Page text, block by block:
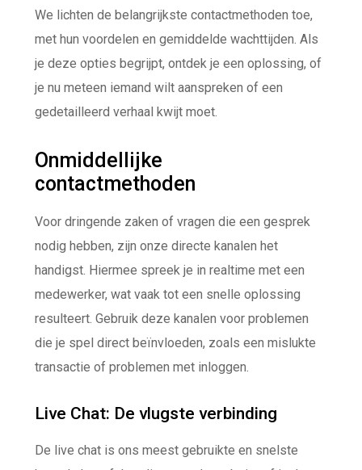
We lichten de belangrijkste contactmethoden toe,
met hun voordelen en gemiddelde wachttijden. Als
je deze opties begrijpt, ontdek je een oplossing, of
je nu meteen iemand wilt aanspreken of een
gedetailleerd verhaal kwijt moet.
Onmiddellijke
contactmethoden
Voor dringende zaken of vragen die een gesprek
nodig hebben, zijn onze directe kanalen het
handigst. Hiermee spreek je in realtime met een
medewerker, wat vaak tot een snelle oplossing
resulteert. Gebruik deze kanalen voor problemen
die je spel direct beïnvloeden, zoals een mislukte
transactie of problemen met inloggen.
Live Chat: De vlugste verbinding
De live chat is ons meest gebruikte en snelste